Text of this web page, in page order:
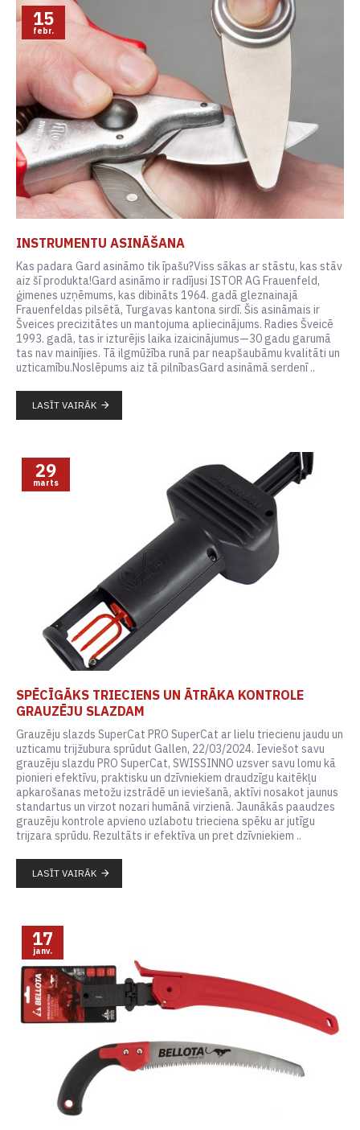
15
febr.
INSTRUMENTU ASINĀŠANA
Kas padara Gard asināmo tik īpašu?Viss sākas ar stāstu, kas stāv
aiz šī produkta!Gard asināmo ir radījusi ISTOR AG Frauenfeld,
ģimenes uzņēmums, kas dibināts 1964. gadā gleznainajā
Frauenfeldas pilsētā, Turgavas kantona sirdī. Šis asināmais ir
Šveices precizitātes un mantojuma apliecinājums. Radies Šveicē
1993. gadā, tas ir izturējis laika izaicinājumus—30 gadu garumā
tas nav mainījies. Tā ilgmūžība runā par neapšaubāmu kvalitāti un
uzticamību.Noslēpums aiz tā pilnībasGard asināmā serdenī ..
LASĪT VAIRĀK
29
marts
SPĒCĪGĀKS TRIECIENS UN ĀTRĀKA KONTROLE
GRAUZĒJU SLAZDAM
Grauzēju slazds SuperCat PRO SuperCat ar lielu triecienu jaudu un
uzticamu trijžubura sprūdut Gallen, 22/03/2024. Ieviešot savu
grauzēju slazdu PRO SuperCat, SWISSINNO uzsver savu lomu kā
pionieri efektīvu, praktisku un dzīvniekiem draudzīgu kaitēkļu
apkarošanas metožu izstrādē un ieviešanā, aktīvi nosakot jaunus
standartus un virzot nozari humānā virzienā. Jaunākās paaudzes
grauzēju kontrole apvieno uzlabotu trieciena spēku ar jutīgu
trijzara sprūdu. Rezultāts ir efektīva un pret dzīvniekiem ..
LASĪT VAIRĀK
17
janv.